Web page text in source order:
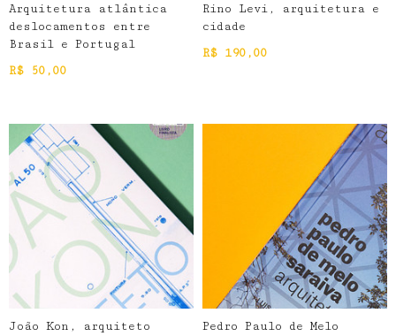
Arquitetura atlântica
deslocamentos entre
Brasil e Portugal
R$
50,00
Rino Levi, arquitetura e
cidade
R$ 190,00
João Kon, arquiteto
Pedro Paulo de Melo